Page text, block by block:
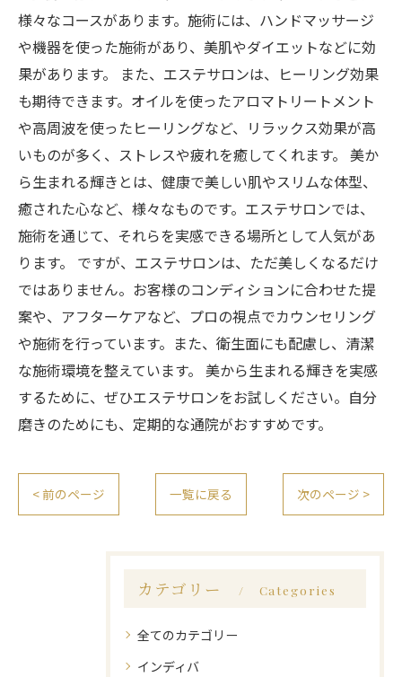
様々なコースがあります。施術には、ハンドマッサージ
や機器を使った施術があり、美肌やダイエットなどに効
果があります。 また、エステサロンは、ヒーリング効果
も期待できます。オイルを使ったアロマトリートメント
や高周波を使ったヒーリングなど、リラックス効果が高
いものが多く、ストレスや疲れを癒してくれます。 美か
ら生まれる輝きとは、健康で美しい肌やスリムな体型、
癒された心など、様々なものです。エステサロンでは、
施術を通じて、それらを実感できる場所として人気があ
ります。 ですが、エステサロンは、ただ美しくなるだけ
ではありません。お客様のコンディションに合わせた提
案や、アフターケアなど、プロの視点でカウンセリング
や施術を行っています。また、衛生面にも配慮し、清潔
な施術環境を整えています。 美から生まれる輝きを実感
するために、ぜひエステサロンをお試しください。自分
磨きのためにも、定期的な通院がおすすめです。
< 前のページ 一覧に戻る 次のページ >
カテゴリー Categories
全てのカテゴリー
インディバ